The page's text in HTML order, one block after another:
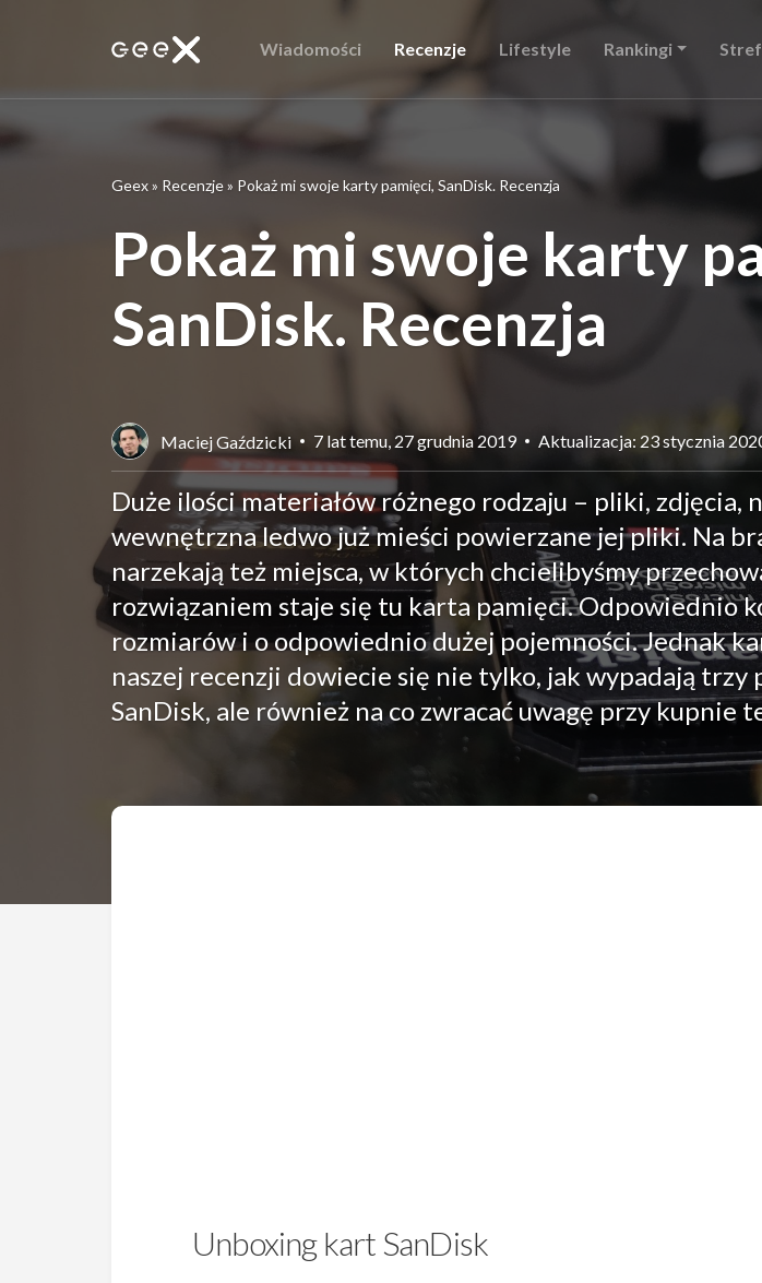
Wiadomości Recenzje Lifestyle Rankingi
Geex» Recenzje» Pokaż mi swoje karty pamięci, SanDisk. Recenzja
Pokaż mi swoje karty
SanDisk. Recenzja
Maciej Gaździcki 7 lat temu, 27 grudnia 2019 Aktualizacja: 23 stycznia
Duże ilości materiałów różnego rodzaju – pliki, zdjęcia,
wewnętrzna ledwo już mieści powierzane jej pliki. Na
narzekają też miejsca, w których chcielibyśmy
rozwiązaniem staje się tu karta pamięci. Odpowiednio
rozmiarów i o odpowiednio dużej pojemności. Jednak
naszej recenzji dowiecie się nie tylko, jak wypadają trzy
SanDisk, ale również na co zwracać uwagę przy kupnie
Unboxing kart SanDisk